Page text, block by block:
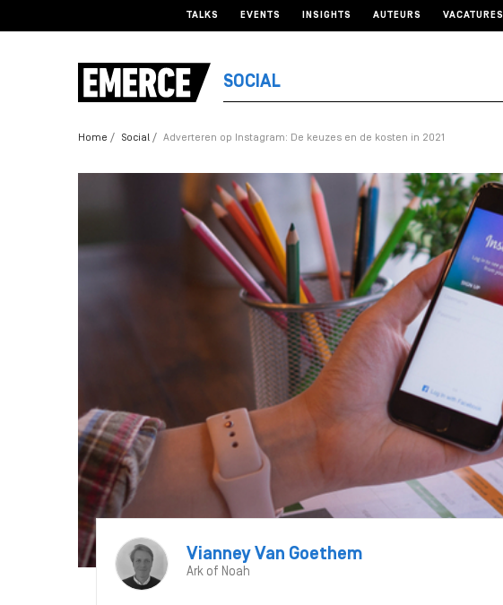
TALKS EVENTS INSIGHTS AUTEURS VACATURES
SOCIAL
Home Social Adverteren op Instagram: De keuzes en de kosten in 2021
Vianney Van Goethem
Ark of Noah